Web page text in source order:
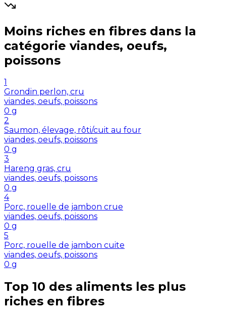
Moins riches en fibres dans la
catégorie viandes, oeufs,
poissons
1
Grondin perlon, cru
viandes, oeufs, poissons
0 g
2
Saumon, élevage, rôti/cuit au four
viandes, oeufs, poissons
0 g
3
Hareng gras, cru
viandes, oeufs, poissons
0 g
4
Porc, rouelle de jambon crue
viandes, oeufs, poissons
0 g
5
Porc, rouelle de jambon cuite
viandes, oeufs, poissons
0 g
Top 10 des aliments les plus
riches en fibres